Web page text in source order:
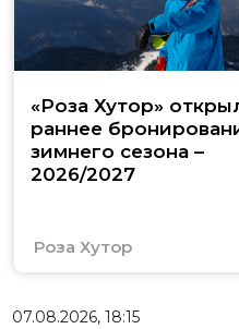
«Роза Хутор»
раннее
зимнего сезона –
2026/2027
Роза Хутор
07.08.2026, 18:15